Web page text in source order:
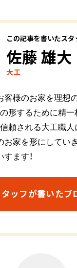
この記事を書いたスタ
佐藤 雄大
大工
客様のお家を理想
の形するために精
頼される大工職人
家を形にしてい
ます！
ッフが書いたブ